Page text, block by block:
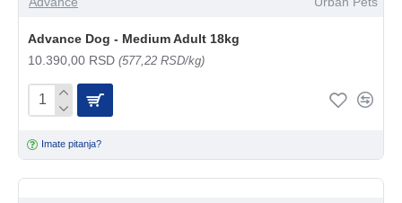
Advance Dog - Medium Adult 18kg
10.390,00 RSD (577,22 RSD/kg)
Imate pitanja?